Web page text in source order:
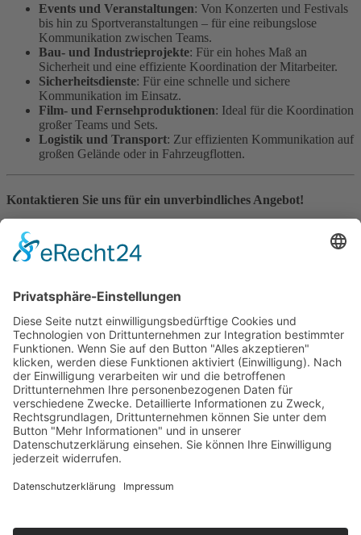
Events und Veranstaltungen: Von Konzerten und Festivals
bis hin zu Sportveranstaltungen – für eine reibungslose
Kommunikation zwischen Teams.
Bau- und Industrieprojekte: Für ein hohes Maß an
Sicherheit und eine effiziente Koordination der Mitarbeiter.
Sicherheitsdienste: Für eine schnelle und sichere
Kommunikation im Einsatz.
Film- und Fernsehproduktionen: Ideal für die Koordination
großer Teams und Sets.
Logistik und Transport: Zur effizienten Kommunikation auf
großen Gelände oder in Fahrzeugflotten.
Kontaktieren Sie uns für ein unverbindliches Angebot!
Ob kurzfristiger Bedarf oder langfristige Planung – wir beraten Sie
gerne und finden die passende Kommunikationslösung für Ihr
Projekt. Unser Team freut sich auf Ihre Anfrage!
Mit diesem klaren und professionellen Aufbau können Interessenten
schnell die Vorteile und Optionen einer Funkgeräte-Miete erkennen
und einfach Kontakt aufnehmen.
Startseite
Sitemap
Datenschutz
AGB
Kontakt
Impressum